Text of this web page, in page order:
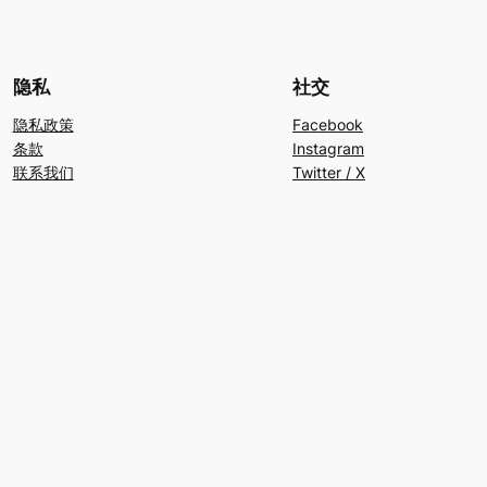
隐私
隐私政策
条款
联系我们
社交
Facebook
Instagram
Twitter / X